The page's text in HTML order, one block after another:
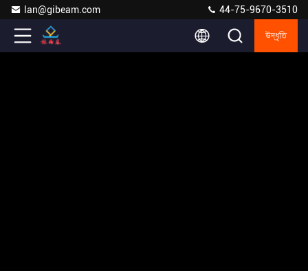
lan@gibeam.com 44-75-9670-3510
উদ্ধৃতি